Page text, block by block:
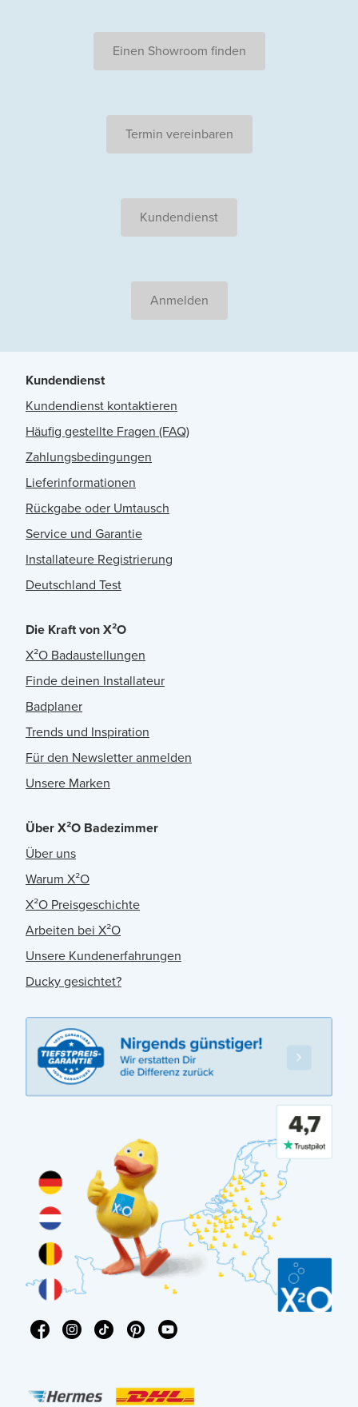
Einen Showroom finden
Termin vereinbaren
Kundendienst
Anmelden
Kundendienst
Kundendienst kontaktieren
Häufig gestellte Fragen (FAQ)
Zahlungsbedingungen
Lieferinformationen
Rückgabe oder Umtausch
Service und Garantie
Installateure Registrierung
Deutschland Test
Die Kraft von X²O
X²O Badaustellungen
Finde deinen Installateur
Badplaner
Trends und Inspiration
Für den Newsletter anmelden
Unsere Marken
Über X²O Badezimmer
Über uns
Warum X²O
X²O Preisgeschichte
Arbeiten bei X²O
Unsere Kundenerfahrungen
Ducky gesichtet?